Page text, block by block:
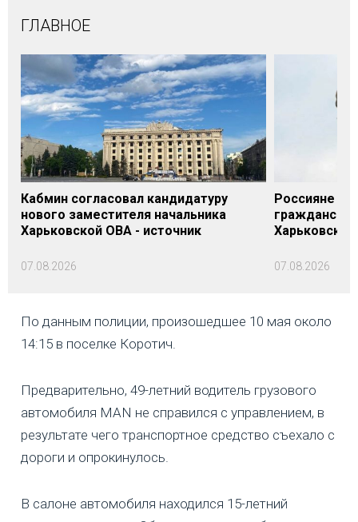
ГЛАВНОЕ
Кабмин согласовал кандидатуру
нового заместителя начальника
Харьковской ОВА - источник
07.08.2026
Россияне
07.08.2026
По данным полиции, произошедшее 10 мая около
14:15 в поселке Коротич.
Предварительно, 49-летний водитель грузового
автомобиля MAN не справился с управлением, в
результате чего транспортное средство съехало с
дороги и опрокинулось.
В салоне автомобиля находился 15-летний